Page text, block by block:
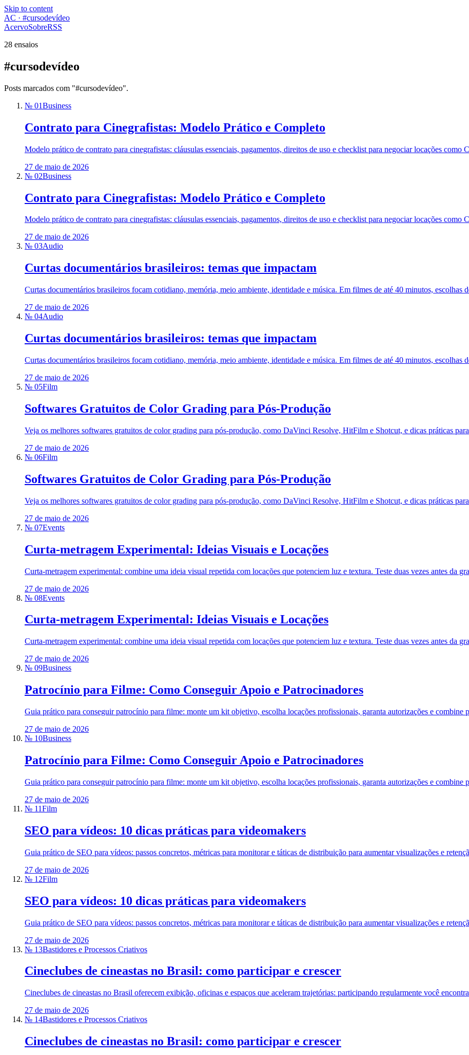
Skip to content
AC · #cursodevídeo
AcervoSobreRSS
28 ensaios
#cursodevídeo
Posts marcados com "#cursodevídeo".
№ 01Business
Contrato para Cinegrafistas: Modelo Prático e Completo
Modelo prático de contrato para cinegrafistas: cláusulas essenciais, pagamentos, direitos de uso e checklist para negociar locações como
27 de maio de 2026
№ 02Business
Contrato para Cinegrafistas: Modelo Prático e Completo
Modelo prático de contrato para cinegrafistas: cláusulas essenciais, pagamentos, direitos de uso e checklist para negociar locações como
27 de maio de 2026
№ 03Audio
Curtas documentários brasileiros: temas que impactam
Curtas documentários brasileiros focam cotidiano, memória, meio ambiente, identidade e música. Em filmes de até 40 minutos, escolhas
27 de maio de 2026
№ 04Audio
Curtas documentários brasileiros: temas que impactam
Curtas documentários brasileiros focam cotidiano, memória, meio ambiente, identidade e música. Em filmes de até 40 minutos, escolhas
27 de maio de 2026
№ 05Film
Softwares Gratuitos de Color Grading para Pós-Produção
Veja os melhores softwares gratuitos de color grading para pós-produção, como DaVinci Resolve, HitFilm e Shotcut, e dicas práticas
27 de maio de 2026
№ 06Film
Softwares Gratuitos de Color Grading para Pós-Produção
Veja os melhores softwares gratuitos de color grading para pós-produção, como DaVinci Resolve, HitFilm e Shotcut, e dicas práticas
27 de maio de 2026
№ 07Events
Curta-metragem Experimental: Ideias Visuais e Locações
Curta-metragem experimental: combine uma ideia visual repetida com locações que potenciem luz e textura. Teste duas vezes antes da
27 de maio de 2026
№ 08Events
Curta-metragem Experimental: Ideias Visuais e Locações
Curta-metragem experimental: combine uma ideia visual repetida com locações que potenciem luz e textura. Teste duas vezes antes da
27 de maio de 2026
№ 09Business
Patrocínio para Filme: Como Conseguir Apoio e Patrocinadores
Guia prático para conseguir patrocínio para filme: monte um kit objetivo, escolha locações profissionais, garanta autorizações e
27 de maio de 2026
№ 10Business
Patrocínio para Filme: Como Conseguir Apoio e Patrocinadores
Guia prático para conseguir patrocínio para filme: monte um kit objetivo, escolha locações profissionais, garanta autorizações e
27 de maio de 2026
№ 11Film
SEO para vídeos: 10 dicas práticas para videomakers
Guia prático de SEO para vídeos: passos concretos, métricas para monitorar e táticas de distribuição para aumentar visualizações e
27 de maio de 2026
№ 12Film
SEO para vídeos: 10 dicas práticas para videomakers
Guia prático de SEO para vídeos: passos concretos, métricas para monitorar e táticas de distribuição para aumentar visualizações e
27 de maio de 2026
№ 13Bastidores e Processos Criativos
Cineclubes de cineastas no Brasil: como participar e crescer
Cineclubes de cineastas no Brasil oferecem exibição, oficinas e espaços que aceleram trajetórias: participando regularmente você
27 de maio de 2026
№ 14Bastidores e Processos Criativos
Cineclubes de cineastas no Brasil: como participar e crescer